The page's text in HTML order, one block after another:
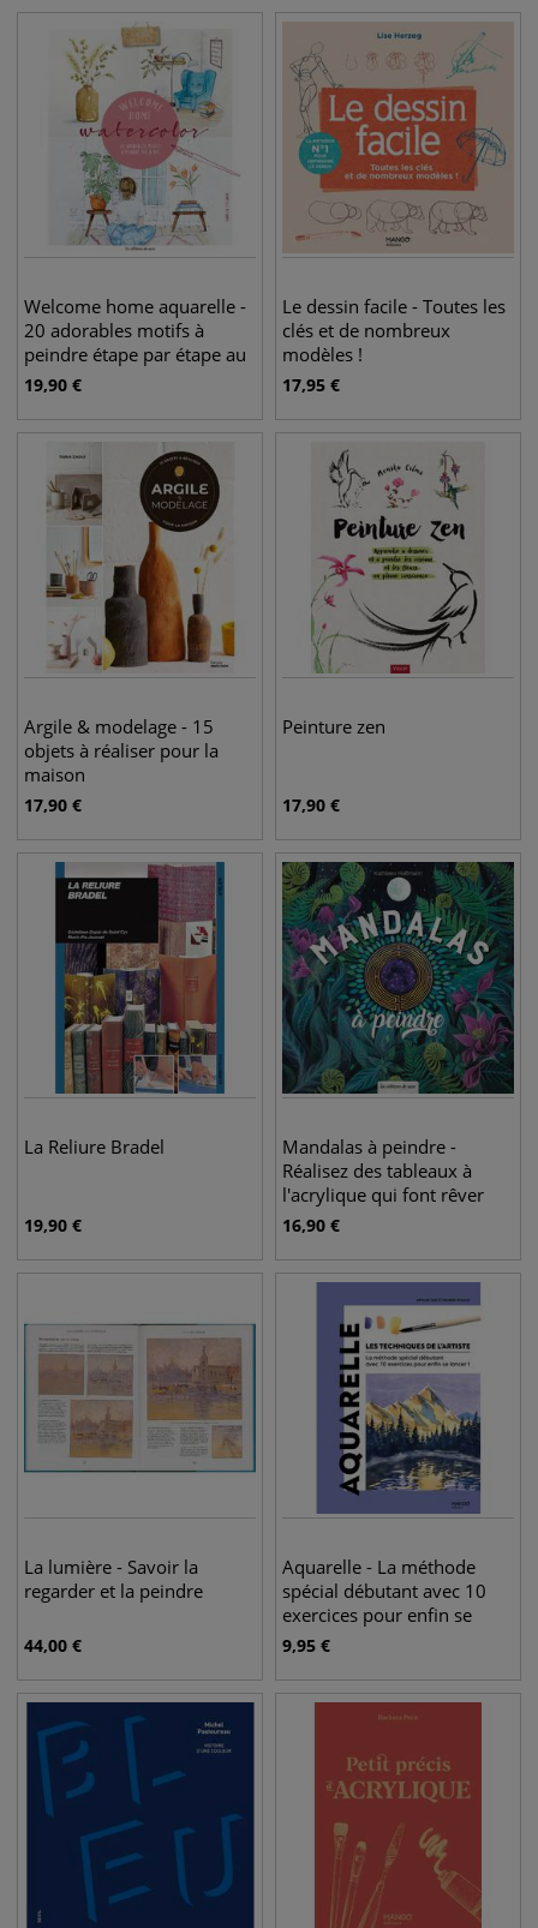
Welcome home aquarelle -
20 adorables motifs à
peindre étape par étape au
meilleur prix chez Le Géant
d'art en ligne.
19,90 €
Le dessin facile - Toutes les
clés et de nombreux
modèles !
17,95 €
Argile & modelage - 15
objets à réaliser pour la
maison
17,90 €
Peinture zen
17,90 €
La Reliure Bradel
19,90 €
Mandalas à peindre -
Réalisez des tableaux à
l'acrylique qui font rêver
16,90 €
La lumière - Savoir la
regarder et la peindre
44,00 €
Aquarelle - La méthode
spécial débutant avec 10
exercices pour enfin se
lancer !
9,95 €